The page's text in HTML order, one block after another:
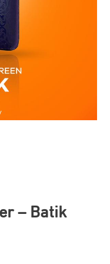
– Batik